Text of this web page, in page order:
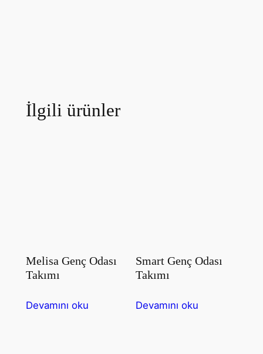
İlgili ürünler
Melisa Genç Odası
Takımı
Devamını oku
Smart Genç Odası
Takımı
Devamını oku